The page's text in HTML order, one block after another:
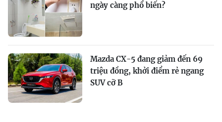
ngày càng phổ biến?
Mazda CX-5 đang giảm đến 69
triệu đồng, khởi điểm rẻ ngang
SUV cỡ B